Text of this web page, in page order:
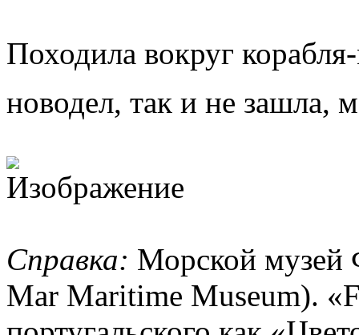
Походила вокруг
новодел, так и не
Справка: Морской музей
Mar Maritime Museum).